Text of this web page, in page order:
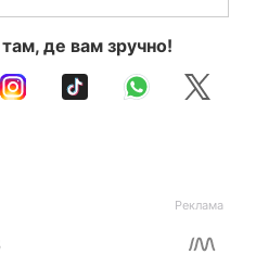
де вам зручно!